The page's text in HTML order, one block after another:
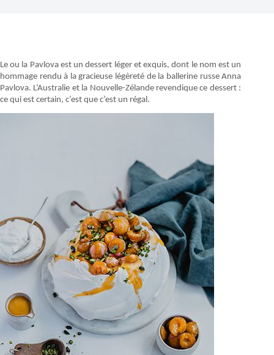
Le ou la Pavlova est un dessert léger et exquis, dont le nom est un
hommage rendu à la gracieuse légèreté de la ballerine russe Anna
Pavlova. L’Australie et la Nouvelle-Zélande revendique ce dessert :
ce qui est certain, c’est que c’est un régal.